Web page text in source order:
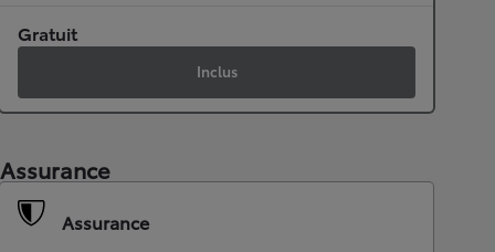
Gratuit
Inclus
Assurance
Assurance